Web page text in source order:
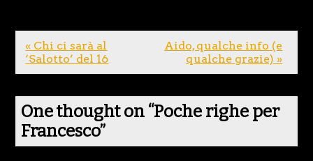
« Chi ci sarà al
‘Salotto’ del 16
Aido, qualche info (e
qualche grazie) »
One thought on “Poche righe per
Francesco”